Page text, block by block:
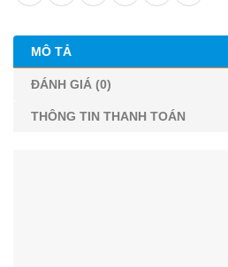
MÔ TẢ
ĐÁNH GIÁ (0)
THÔNG TIN THANH TOÁN